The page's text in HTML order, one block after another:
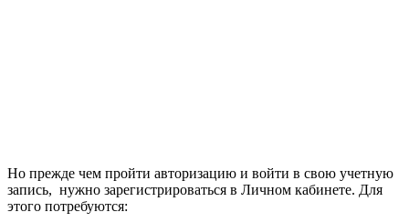
Но прежде чем пройти авторизацию и войти в свою учетную
запись, нужно зарегистрироваться в Личном кабинете. Для
этого потребуются: